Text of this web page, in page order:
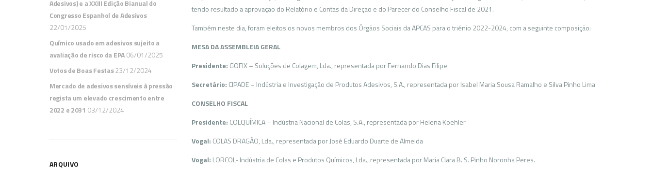
tendo resultado a aprovação do Relatório e Contas da Direção e do Parecer do Conselho Fiscal de 2021.
Também neste dia, foram eleitos os novos membros dos Órgãos Sociais da APCAS para o triénio 2022-2024, com a seguinte composição:
MESA DA ASSEMBLEIA GERAL
Presidente: GOFIX – Soluções de Colagem, Lda., representada por Fernando Dias Filipe
Secretário: CIPADE – Indústria e Investigação de Produtos Adesivos, S.A., representada por Isabel Maria Sousa Ramalho e Silva Pinho Lima
CONSELHO FISCAL
Presidente: COLQUÍMICA – Indústria Nacional de Colas, S.A., representada por Helena Koehler
Vogal: COLAS DRAGÃO, Lda., representada por José Eduardo Duarte de Almeida
Vogal: LORCOL- Indústria de Colas e Produtos Químicos, Lda., representada por Maria Clara B. S. Pinho Noronha Peres.
Adesivos) e a XXIII Edição Bianual do
Congresso Espanhol de Adesivos
22/01/2025
Químico usado em adesivos sujeito a
avaliação de risco da EPA06/01/2025
Votos de Boas Festas23/12/2024
Mercado de adesivos sensíveis à pressão
regista um elevado crescimento entre
2022 e 2031 03/12/2024
ARQUIVO